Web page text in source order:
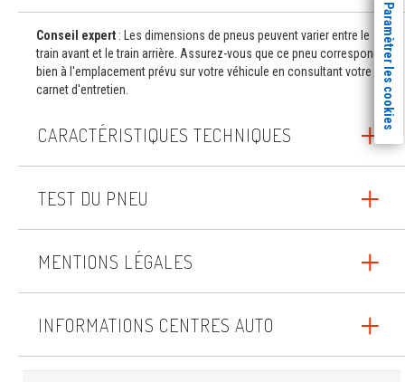
Conseil expert : Les dimensions de pneus peuvent varier entre le
train avant et le train arrière. Assurez-vous que ce pneu correspond
bien à l'emplacement prévu sur votre véhicule en consultant votre
carnet d'entretien.
CARACTÉRISTIQUES TECHNIQUES
TEST DU PNEU
MENTIONS LÉGALES
INFORMATIONS CENTRES AUTO
Paramètrer les cookies